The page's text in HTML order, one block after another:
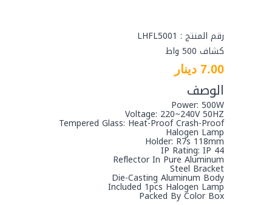
رقم المنتج : LHFL5001
كشاف 500 واط
7.00 دينار
الوصف
Power: 500W
Voltage: 220~240V 50HZ
Tempered Glass: Heat-Proof Crash-Proof
Halogen Lamp
Holder: R7s 118mm
IP Rating: IP 44
Reflector In Pure Aluminum
Steel Bracket
Die-Casting Aluminum Body
Included 1pcs Halogen Lamp
Packed By Color Box